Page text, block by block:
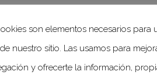
geográficas que les
que transmiten
son elementos necesarios para
de nuestro sitio. Las usamos para
y ofrecerte la información,